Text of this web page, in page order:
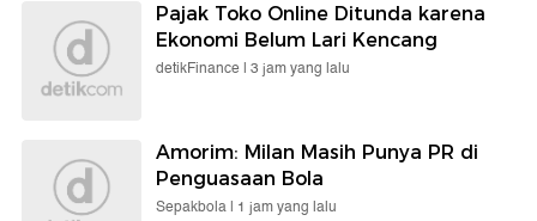
Pajak Toko Online Ditunda karena
Ekonomi Belum Lari Kencang
detikFinance | 3 jam yang lalu
Amorim: Milan Masih Punya PR di
Penguasaan Bola
Sepakbola | 1 jam yang lalu